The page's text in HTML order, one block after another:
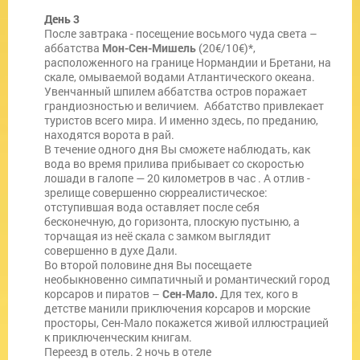
День 3
После завтрака - посещение восьмого чуда света –
аббатства Мон-Сен-Мишель (20€/10€)*,
расположенного на границе Нормандии и Бретани, на
скале, омываемой водами Атлантического океана.
Увенчанный шпилем аббатства остров поражает
грандиозностью и величием. Аббатство привлекает
туристов всего мира. И именно здесь, по преданию,
находятся ворота в рай.
В течение одного дня Вы сможете наблюдать, как
вода во время прилива прибывает со скоростью
лошади в галопе — 20 километров в час . А отлив -
зрелище совершенно сюрреалистическое:
отступившая вода оставляет после себя
бесконечную, до горизонта, плоскую пустыню, а
торчащая из неё скала с замком выглядит
совершенно в духе Дали.
Во второй половине дня Вы посещаете
необыкновенно симпатичный и романтический город
корсаров и пиратов – Сен-Мало. Для тех, кого в
детстве манили приключения корсаров и морские
просторы, Сен-Мало покажется живой иллюстрацией
к приключенческим книгам.
Переезд в отель. 2 ночь в отеле